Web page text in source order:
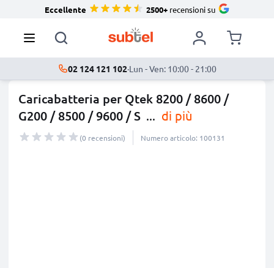
Eccellente 2500+recensioni su
02 124 121 102·Lun - Ven: 10:00 - 21:00
Caricabatteria per Qtek 8200 / 8600 /
G200 / 8500 / 9600 / S ... di più
(0 recensioni) Numero articolo: 100131